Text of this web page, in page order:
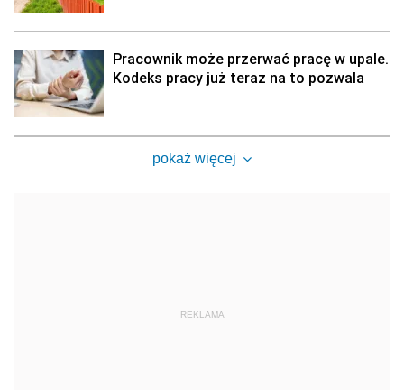
Pracownik może przerwać pracę w upale.
Kodeks pracy już teraz na to pozwala
pokaż więcej
REKLAMA